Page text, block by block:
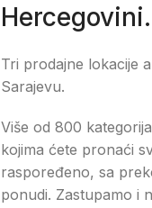
Hercegovini.
Tri prodajne lokacije
Sarajevu.
Više od 800
kojima ćete pronaći
raspoređeno, sa
ponudi. Zastupamo i